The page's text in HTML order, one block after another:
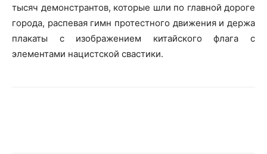
тысяч демонстрантов, которые шли по главной дороге
города, распевая гимн протестного движения и держа
плакаты с изображением китайского флага с
элементами нацистской свастики.